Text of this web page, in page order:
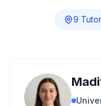
9 Tutor